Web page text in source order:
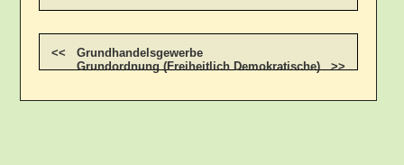
<< Grundhandelsgewerbe
Grundordnung (Freiheitlich Demokratische) >>